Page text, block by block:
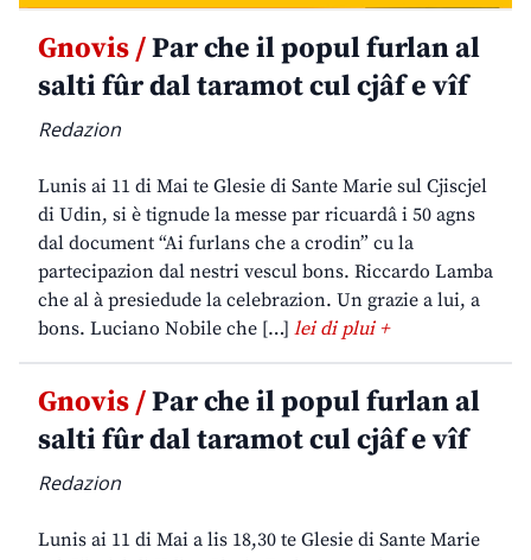
Gnovis /Par che il popul furlan al
salti fûr dal taramot cul cjâf e vîf
Redazion
Lunis ai 11 di Mai te Glesie di Sante Marie sul Cjiscjel
di Udin, si è tignude la messe par ricuardâ i 50 agns
dal document “Ai furlans che a crodin” cu la
partecipazion dal nestri vescul bons. Riccardo Lamba
che al à presiedude la celebrazion. Un grazie a lui, a
bons. Luciano Nobile che […] lei di plui +
Gnovis /Par che il popul furlan al
salti fûr dal taramot cul cjâf e vîf
Redazion
Lunis ai 11 di Mai a lis 18,30 te Glesie di Sante Marie